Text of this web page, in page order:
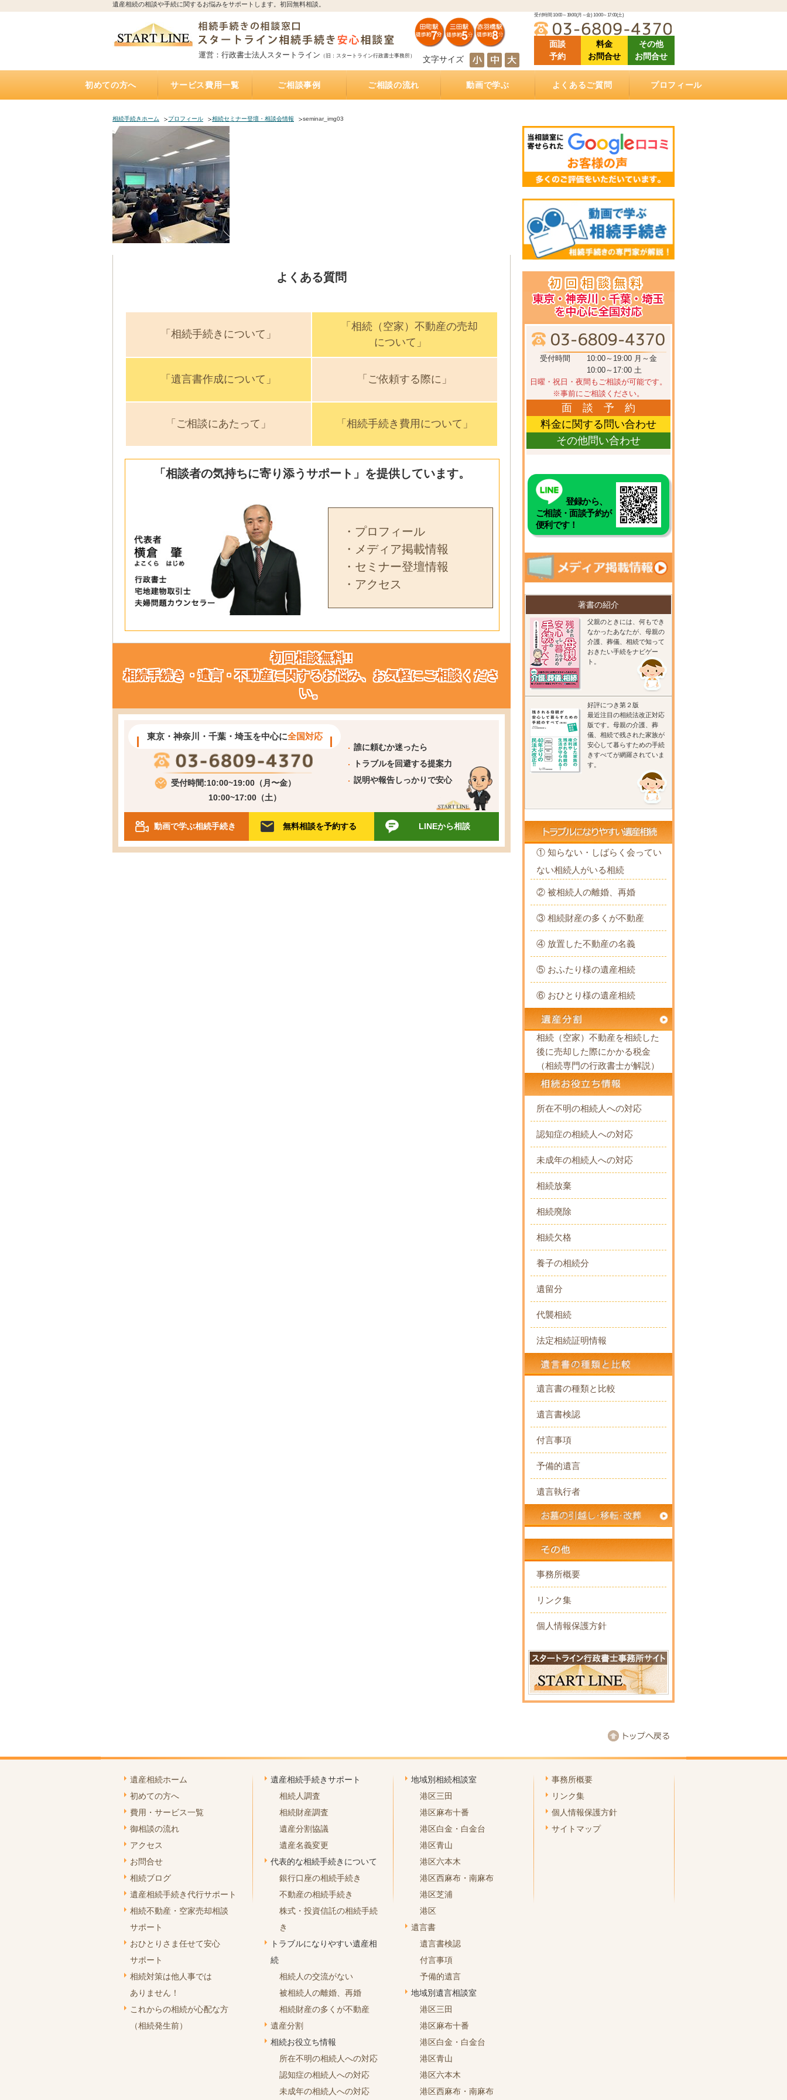
遺産相続の相談や手続に関するお悩みをサポートします。初回無料相談。
運営：行政書士法人スタートライン （旧：スタートライン行政書士事務所） 文字サイズ
受付時間 10:00～19:00(月～金) 10:00～17:00(土)
面談
予約
料金
お問合せ
その他
お問合せ
初めての方へ
どれくらいかかるの？
すれば？費用はどれくらいかかるの？
れば？費用はどれくらいかかるの？
れば？費用はどれくらいかかるの？
ば？費用はいくら？（相続不動産・空家売却）
かかる税金
用は？（専門家が解説）
かかるの？（公正証書遺言）
続
理・売却を依頼すれば？費用は？
依頼すれば？費用は？
（全国対応）
サービス費用一覧 ご相談事例 ご相談の流れ 動画で学ぶ よくあるご質問 プロフィール
相続手続きホーム プロフィール 相続セミナー登壇・相談会情報 seminar_img03
よくある質問
「相続手続きについて」
「相続（空家）不動産の売却
について」
「遺言書作成について」 「ご依頼する際に」
「ご相談にあたって」 「相続手続き費用について」
「相談者の気持ちに寄り添うサポート」を提供しています。
・プロフィール
・メディア掲載情報
・セミナー登壇情報
・アクセス
初回相談無料!!
相続手続き・遺言・不動産に関するお悩み、お気軽にご相談くださ
い。
東京・神奈川・千葉・埼玉を中心に全国対応
受付時間:10:00~19:00（月〜金）
10:00~17:00（土）
誰に頼むか迷ったら
トラブルを回避する提案力
説明や報告しっかりで安心
動画で学ぶ相続手続き 無料相談を予約する LINEから相談
受付時間
10:00～19:00 月～金
10:00～17:00 土
日曜・祝日・夜間もご相談が可能です。
※事前にご相談ください。
面 談 予 約
料金に関する問い合わせ
その他問い合わせ
登録から、
ご相談・面談予約が
便利です！
著書の紹介
父親のときには、何もでき
なかったあなたが、母親の
介護、葬儀、相続で知って
おきたい手続をナビゲー
ト。
好評につき第２版
最近注目の相続法改正対応
版です。母親の介護、葬
儀、相続で残された家族が
安心して暮らすための手続
きすべてが網羅されていま
す。
① 知らない・しばらく会ってい
ない相続人がいる相続
② 被相続人の離婚、再婚
③ 相続財産の多くが不動産
④ 放置した不動産の名義
⑤ おふたり様の遺産相続
⑥ おひとり様の遺産相続
相続（空家）不動産を相続した
後に売却した際にかかる税金
（相続専門の行政書士が解説）
所在不明の相続人への対応
認知症の相続人への対応
未成年の相続人への対応
相続放棄
相続廃除
相続欠格
養子の相続分
遺留分
代襲相続
法定相続証明情報
遺言書の種類と比較
遺言書検認
付言事項
予備的遺言
遺言執行者
事務所概要
リンク集
個人情報保護方針
遺産相続ホーム
初めての方へ
費用・サービス一覧
御相談の流れ
アクセス
お問合せ
相続ブログ
遺産相続手続き代行サポート
相続不動産・空家売却相談
サポート
おひとりさま任せて安心
サポート
相続対策は他人事では
ありません！
これからの相続が心配な方
（相続発生前）
遺産相続手続きサポート
相続人調査
相続財産調査
遺産分割協議
遺産名義変更
代表的な相続手続きについて
銀行口座の相続手続き
不動産の相続手続き
株式・投資信託の相続手続
き
トラブルになりやすい遺産相
続
相続人の交流がない
被相続人の離婚、再婚
相続財産の多くが不動産
遺産分割
相続お役立ち情報
所在不明の相続人への対応
認知症の相続人への対応
未成年の相続人への対応
地域別相続相談室
港区三田
港区麻布十番
港区白金・白金台
港区青山
港区六本木
港区西麻布・南麻布
港区芝浦
港区
遺言書
遺言書検認
付言事項
予備的遺言
地域別遺言相談室
港区三田
港区麻布十番
港区白金・白金台
港区青山
港区六本木
港区西麻布・南麻布
事務所概要
リンク集
個人情報保護方針
サイトマップ